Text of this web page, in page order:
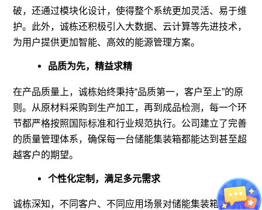
破，还通过模块化设计，使得整个系统更加灵活、易于维
护。此外，诚栋还积极引入大数据、云计算等先进技术，
为用户提供更加智能、高效的能源管理方案。
品质为先，精益求精
在产品质量上，诚栋始终秉持“品质第一，客户至上”的原
则。从原材料采购到生产加工，再到成品检测，每一个环
节都严格按照国际标准和行业规范执行。公司建立了完善
的质量管理体系，确保每一台储能集装箱都能达到甚至超
越客户的期望。
个性化定制，满足多元需求
诚栋深知，不同客户、不同应用场景对储能集装箱的需求